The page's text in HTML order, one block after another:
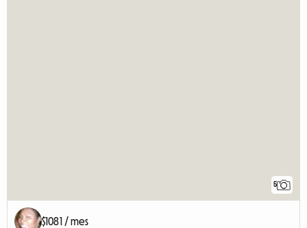
5
$1081 / mes